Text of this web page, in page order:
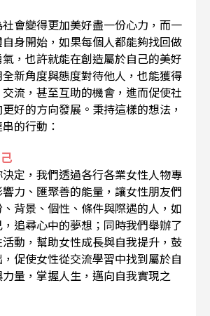
會變得更加美好盡一份心力，而一
身開始，如果每個人都能夠找回做
，也許就能在創造屬於自己的美好
新角度與態度對待他人，也能獲得
流，甚至互助的機會，進而促使社
好的方向發展。秉持這樣的想法，
的行動：
定，我們透過各行各業女性人物專
力、匯聚善的能量，讓女性朋友們
背景、個性、條件與際遇的人，如
追尋心中的夢想；同時我們舉辦了
動，幫助女性成長與自我提升，鼓
促使女性從交流學習中找到屬於自
量，掌握人生，邁向自我實現之